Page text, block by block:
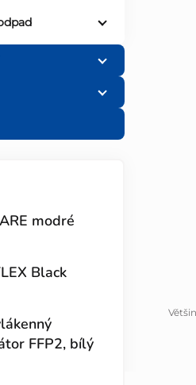
modré
Black
FFP2, bílý